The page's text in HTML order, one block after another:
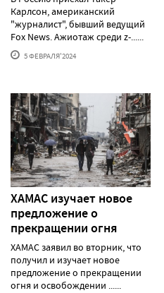
Карлсон, американский
"журналист", бывший ведущий
Fox News. Ажиотаж среди z-......
5 ФЕВРАЛЯ'2024
ХАМАС изучает новое
предложение о
прекращении огня
ХАМАС заявил во вторник, что
получил и изучает новое
предложение о прекращении
огня и освобождении ......